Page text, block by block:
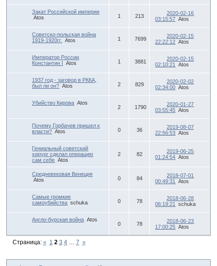
Закат Российской империи
Atos
1 213
2020-02-16
03:15:57 Atos
Советско-польская война
1919-1920гг.
Atos 1 7699
2020-02-15
22:22:12 Atos
Император России
Константин I
Atos 1 3881
2020-02-15
02:10:21
Atos
1937 год - заговор в РККА,
был ли он? Atos 2 829
2020-02-02
02:34:00 Atos
Убийство Кирова Atos
2 1790
2020-01-27
03:55:45 Atos
Почему Горбачев пришел к
власти? Atos 0 36
2019-08-07
22:56:53 Atos
Гениальный советский
хирург сделал операцию
сам себе Atos
2 82
2019-06-25
01:24:54 Atos
Средневековая Венеция
Atos
0 84
2018-07-01
00:49:31
Atos
Самые громкие
самоубийства schuka 0 78
2018-06-28
06:19:21
schuka
Англо-бурская война Atos
0 78
2018-06-23
17:00:25 Atos
Страница: « 1 2 3 4 … 7 »